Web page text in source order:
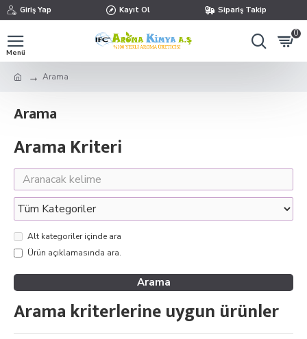
Giriş Yap Kayıt Ol Sipariş Takip
0
Arama
Arama
Arama Kriteri
Alt kategoriler içinde ara
Ürün açıklamasında ara.
Arama
Arama kriterlerine uygun ürünler